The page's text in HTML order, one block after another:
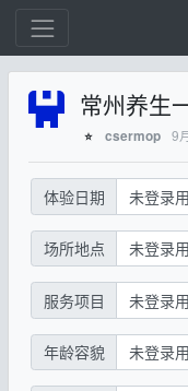
常州养生
⭐ csermop 9
体验日期 未登录
场所地点 未登录
服务项目 未登录
年龄容貌 未登录